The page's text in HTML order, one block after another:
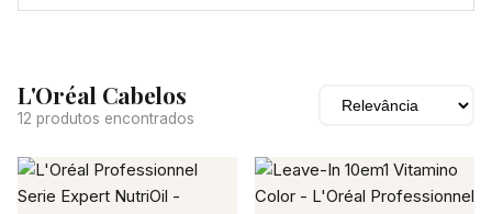
L'Oréal Cabelos
12 produtos encontrados